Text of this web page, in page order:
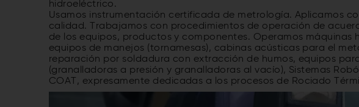
hidroeléctrico.
Usamos instrumentación certificada de metrología. Aplicamos
calidad. Trabajamos con procedimientos de operación de
de los equipos, productos y componentes. Operamos máquinas
equipos de manejos (tornamesas), cabinas acústicas para el
reparación por soldadura con extracción de humos, equipos
(granalladoras a presión y granalladoras al vacío), Sistemas
COAT, expresamente dedicadas a los procesos de Rociado